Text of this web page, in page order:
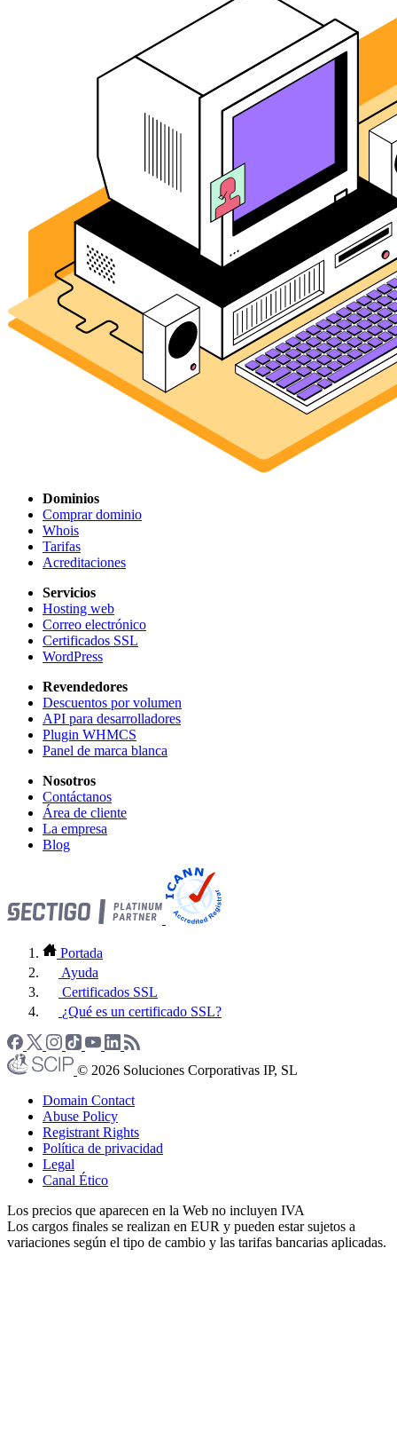
Dominios
Comprar dominio
Whois
Tarifas
Acreditaciones
Servicios
Hosting web
Correo electrónico
Certificados SSL
WordPress
Revendedores
Descuentos por volumen
API para desarrolladores
Plugin WHMCS
Panel de marca blanca
Nosotros
Contáctanos
Área de cliente
La empresa
Blog
Portada
Ayuda
Certificados SSL
¿Qué es un certificado SSL?
© 2026 Soluciones Corporativas IP, SL
Domain Contact
Abuse Policy
Registrant Rights
Política de privacidad
Legal
Canal Ético
Los precios que aparecen en la Web no incluyen IVA
Los cargos finales se realizan en EUR y pueden estar sujetos a
variaciones según el tipo de cambio y las tarifas bancarias aplicadas.